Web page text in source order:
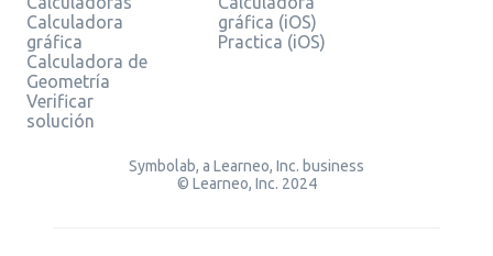
Calculadora
gráfica
Calculadora de
Geometría
Verificar
solución
gráfica (iOS)
Practica (iOS)
Symbolab, a Learneo, Inc. business
© Learneo, Inc. 2024